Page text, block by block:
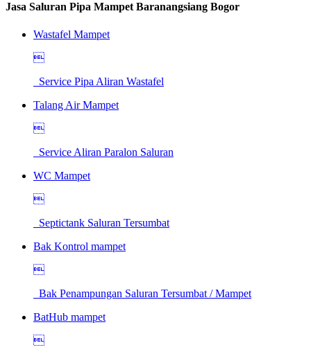
Jasa Saluran Pipa Mampet Baranangsiang Bogor
Wastafel Mampet

Service Pipa Aliran Wastafel
Talang Air Mampet

Service Aliran Paralon Saluran
WC Mampet

Septictank Saluran Tersumbat
Bak Kontrol mampet

Bak Penampungan Saluran Tersumbat / Mampet
BatHub mampet
